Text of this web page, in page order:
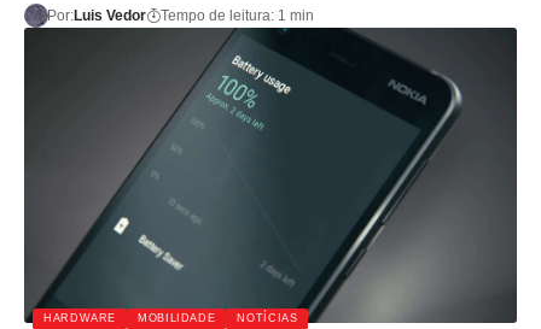
Por:Luis Vedor Tempo de leitura: 1 min
HARDWARE MOBILIDADE NOTÍCIAS